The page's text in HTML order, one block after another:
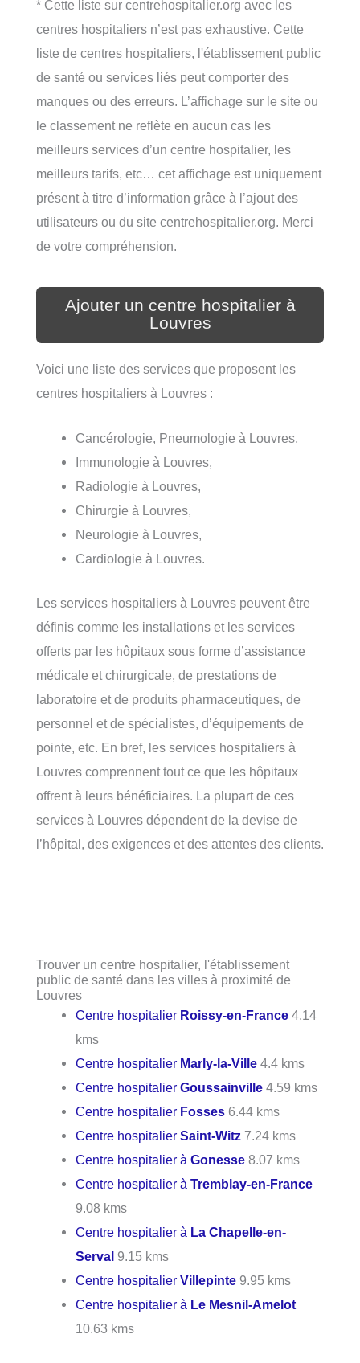
* Cette liste sur centrehospitalier.org avec les
centres hospitaliers n’est pas exhaustive. Cette
liste de centres hospitaliers, l'établissement public
de santé ou services liés peut comporter des
manques ou des erreurs. L’affichage sur le site ou
le classement ne reflète en aucun cas les
meilleurs services d’un centre hospitalier, les
meilleurs tarifs, etc… cet affichage est uniquement
présent à titre d’information grâce à l’ajout des
utilisateurs ou du site centrehospitalier.org. Merci
de votre compréhension.
Ajouter un centre hospitalier à
Louvres
Voici une liste des services que proposent les
centres hospitaliers à Louvres :
Cancérologie, Pneumologie à Louvres,
Immunologie à Louvres,
Radiologie à Louvres,
Chirurgie à Louvres,
Neurologie à Louvres,
Cardiologie à Louvres.
Les services hospitaliers à Louvres peuvent être
définis comme les installations et les services
offerts par les hôpitaux sous forme d’assistance
médicale et chirurgicale, de prestations de
laboratoire et de produits pharmaceutiques, de
personnel et de spécialistes, d’équipements de
pointe, etc. En bref, les services hospitaliers à
Louvres comprennent tout ce que les hôpitaux
offrent à leurs bénéficiaires. La plupart de ces
services à Louvres dépendent de la devise de
l’hôpital, des exigences et des attentes des clients.
Trouver un centre hospitalier, l'établissement
public de santé dans les villes à proximité de
Louvres
Centre hospitalier Roissy-en-France 4.14
kms
Centre hospitalier Marly-la-Ville 4.4 kms
Centre hospitalierGoussainville 4.59 kms
Centre hospitalier Fosses 6.44 kms
Centre hospitalierSaint-Witz 7.24 kms
Centre hospitalier àGonesse 8.07 kms
Centre hospitalier àTremblay-en-France
9.08 kms
Centre hospitalier à La Chapelle-en-
Serval 9.15 kms
Centre hospitalierVillepinte 9.95 kms
Centre hospitalier à Le Mesnil-Amelot
10.63 kms